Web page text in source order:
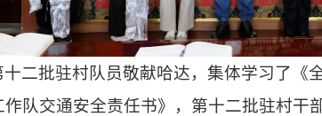
二批驻村队员敬献哈达，集体学习了《
队交通安全责任书》，第十二批驻村干